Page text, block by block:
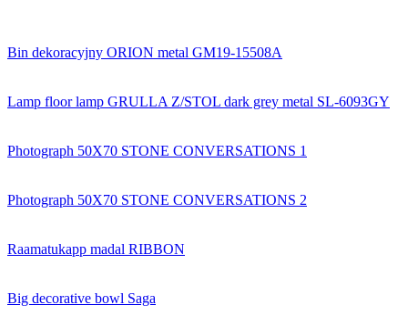
Bin dekoracyjny ORION metal GM19-15508A
Lamp floor lamp GRULLA Z/STOL dark grey metal SL-6093GY
Photograph 50X70 STONE CONVERSATIONS 1
Photograph 50X70 STONE CONVERSATIONS 2
Raamatukapp madal RIBBON
Big decorative bowl Saga